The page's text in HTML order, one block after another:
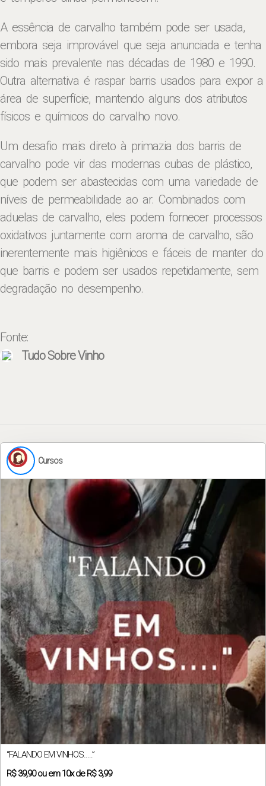
A essência de carvalho também pode ser usada,
embora seja improvável que seja anunciada e tenha
sido mais prevalente nas décadas de 1980 e 1990.
Outra alternativa é raspar barris usados ​​para expor a
área de superfície, mantendo alguns dos atributos
físicos e químicos do carvalho novo.
Um desafio mais direto à primazia dos barris de
carvalho pode vir das modernas cubas de plástico,
que podem ser abastecidas com uma variedade de
níveis de permeabilidade ao ar. Combinados com
aduelas de carvalho, eles podem fornecer processos
oxidativos juntamente com aroma de carvalho, são
inerentemente mais higiênicos e fáceis de manter do
que barris e podem ser usados ​​repetidamente, sem
degradação no desempenho.
Fonte:
Tudo Sobre Vinho
Cursos
“FALANDO EM VINHOS…..”
R$39,90ou em10xde R$ 3,99